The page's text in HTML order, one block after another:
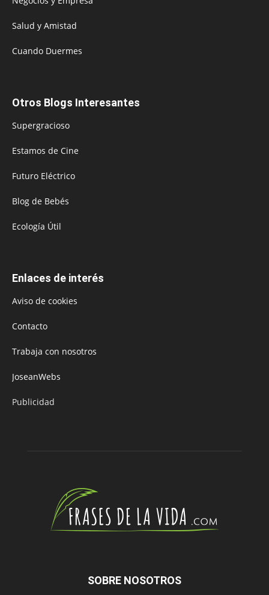
Salud y Amistad
Cuando Duermes
Otros Blogs Interesantes
Supergracioso
Estamos de Cine
Futuro Eléctrico
Blog de Bebés
Ecología Útil
Enlaces de interés
Aviso de cookies
Contacto
Trabaja con nosotros
JoseanWebs
Publicidad
SOBRE NOSOTROS